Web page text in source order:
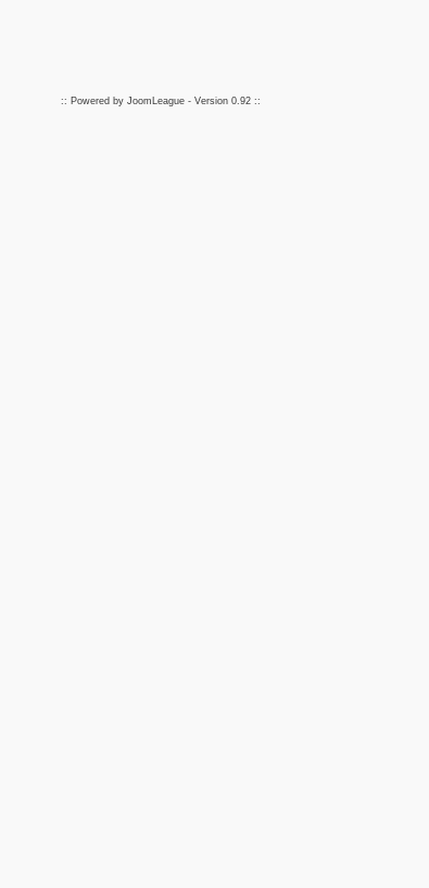
:: Powered by JoomLeague - Version 0.92 ::